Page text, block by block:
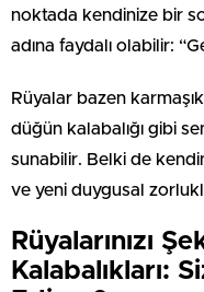
noktada kendinize bir
adına faydalı olabilir:
Rüyalar bazen
düğün kalabalığı gibi
sunabilir. Belki de
ve yeni duygusal
Rüyalarınızı
Kalabalıkları: